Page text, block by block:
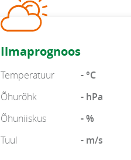
Ilmaprognoos
Temperatuur
- °C
Õhurõhk
- hPa
Õhuniiskus
- %
Tuul
- m/s